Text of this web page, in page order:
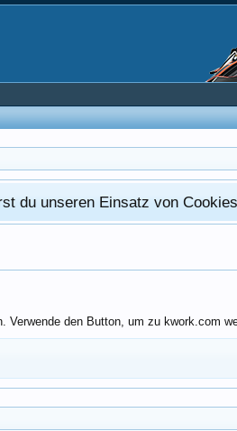
du unseren Einsatz von
den Button, um zu kwork.com